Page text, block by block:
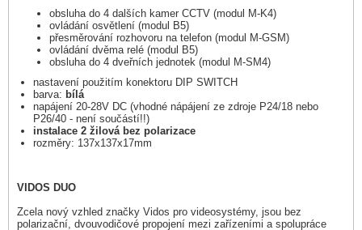
obsluha do 4 dalších kamer CCTV (modul M-K4)
ovládání osvětlení (modul B5)
přesměrování rozhovoru na telefon (modul M-GSM)
ovládání dvěma relé (modul B5)
obsluha do 4 dveřních jednotek (modul M-SM4)
nastavení použitím konektoru DIP SWITCH
barva: bílá
napájení 20-28V DC (vhodné nápájení ze zdroje P24/18 nebo
P26/40 - není součástí!!)
instalace 2 žilová bez polarizace
rozměry: 137x137x17mm
VIDOS DUO
Zcela nový vzhled značky Vidos pro videosystémy, jsou bez
polarizační, dvouvodičové propojení mezi zařízeními a spolupráce